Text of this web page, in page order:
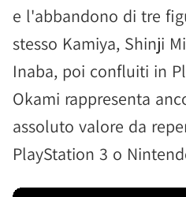
e l'abbandono di tre
stesso Kamiya, Shinji
Inaba, poi confluiti in
Okami rappresenta
assoluto valore da
PlayStation 3 o